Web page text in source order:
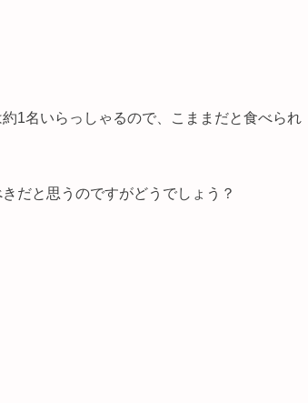
1名いらっしゃるので、こままだと食べられ
だと思うのですがどうでしょう？